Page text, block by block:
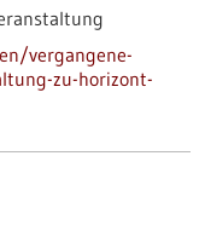
vergangene-
zu-horizont-